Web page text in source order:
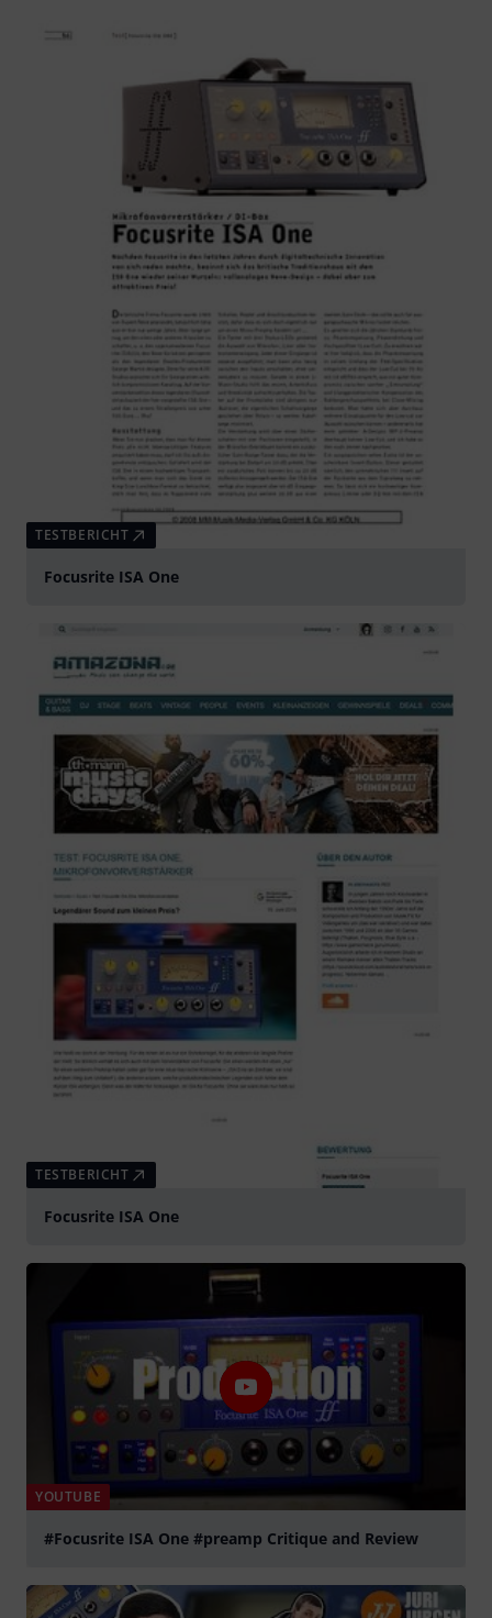
TESTBERICHT
Focusrite ISA One
TESTBERICHT
Focusrite ISA One
YOUTUBE
#Focusrite ISA One #preamp Critique and Review